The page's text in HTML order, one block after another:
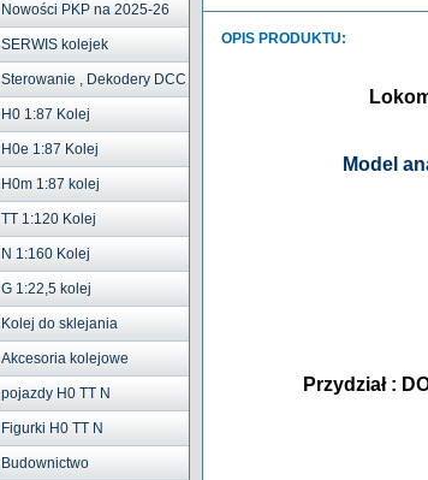
Nowości PKP na 2025-26
SERWIS kolejek
Sterowanie , Dekodery DCC
H0 1:87 Kolej
H0e 1:87 Kolej
H0m 1:87 kolej
TT 1:120 Kolej
N 1:160 Kolej
G 1:22,5 kolej
Kolej do sklejania
Akcesoria kolejowe
pojazdy H0 TT N
Figurki H0 TT N
Budownictwo
OPIS PRODUKTU:
Model
Przydział :